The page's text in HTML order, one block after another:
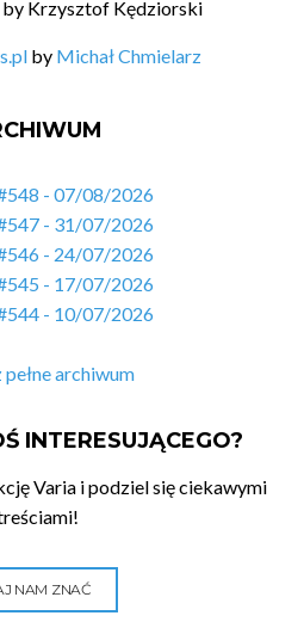
by Krzysztof Kędziorski
by Michał Chmielarz
- 07/08/2026
- 31/07/2026
- 24/07/2026
- 17/07/2026
- 10/07/2026
archiwum
INTERESUJĄCEGO?
Varia i podziel się ciekawymi
NAM ZNAĆ